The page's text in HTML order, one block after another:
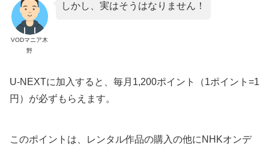
VODマニア木
野
しかし、実はそうはなりません！
U-NEXTに加入すると、毎月1,200ポイント（1ポイント=1
円）が必ずもらえます。
このポイントは、レンタル作品の購入の他にNHKオンデ